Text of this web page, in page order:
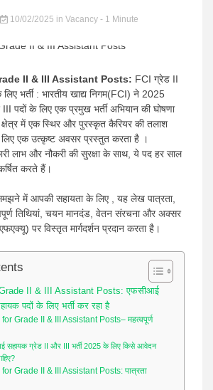
|
10/02/2025 in Vacancy - 1 Minute
II & III Assistant Posts: FCI ग्रेड II
भर्ती : भारतीय खाद्य निगम(FCI) ने 2025
पदों के लिए एक प्रमुख भर्ती अभियान की घोषणा
में एक स्थिर और पुरस्कृत कैरियर की तलाश
लिए एक उत्कृष्ट अवसर प्रस्तुत करता है ।
लाभ और नौकरी की सुरक्षा के साथ, ये पद हर साल
करते हैं।
में आपकी सहायता के लिए , यह लेख पात्रता,
तिथियां, चयन मानदंड, वेतन संरचना और अक्सर
पर विस्तृत मार्गदर्शन प्रदान करता है।
II & III Assistant Posts: एफसीआई
पदों के लिए भर्ती कर रहा है
Grade II & III Assistant Posts– महत्वपूर्ण
सहायक ग्रेड II और III भर्ती 2025 के लिए किसे आवेदन
Grade II & III Assistant Posts: पात्रता